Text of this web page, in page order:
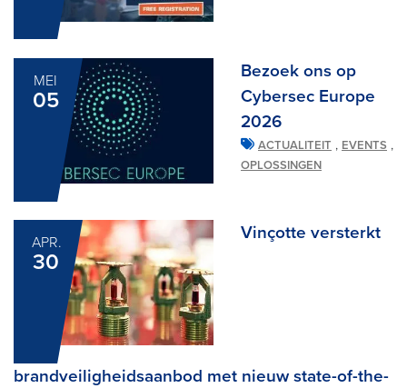
MEI
05
Bezoek ons op
Cybersec Europe
2026
ACTUALITEIT , EVENTS ,
OPLOSSINGEN
APR.
30
Vinçotte versterkt
brandveiligheidsaanbod met nieuw state-of-the-